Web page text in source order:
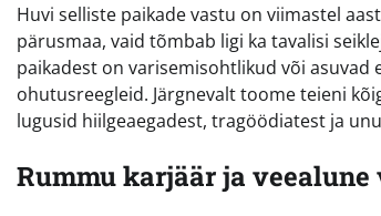
Huvi selliste paikade vastu on viimastel
pärusmaa, vaid tõmbab ligi ka tavalisi
paikadest on varisemisohtlikud või
ohutusreegleid. Järgnevalt toome teieni
lugusid hiilgeaegadest, tragöödiatest ja
Rummu karjäär ja veealune